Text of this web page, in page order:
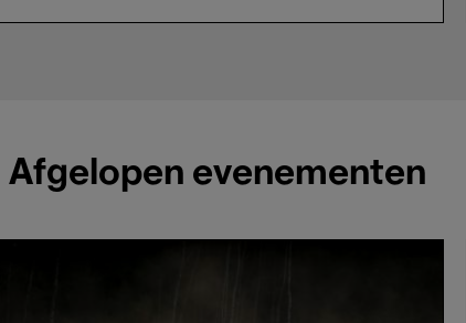
Afgelopen evenementen